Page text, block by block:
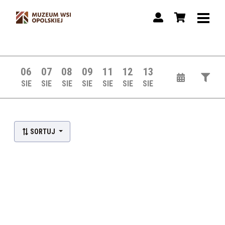
06
SIE
07
SIE
08
SIE
09
SIE
11
SIE
12
SIE
13
SIE
Lista wydarzeń:
SORTUJ